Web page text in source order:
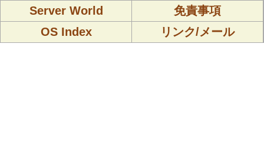
Server World
免責事項
OS Index
リンク/メール